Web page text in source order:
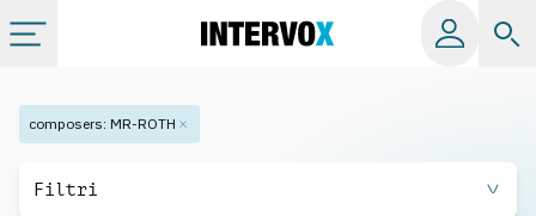
Categorie
composers: MR-ROTH
Filtri